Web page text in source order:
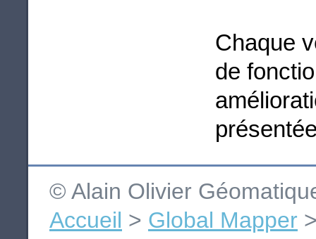
Chaque
de
© Alain Olivier
Accueil > Global Mapper